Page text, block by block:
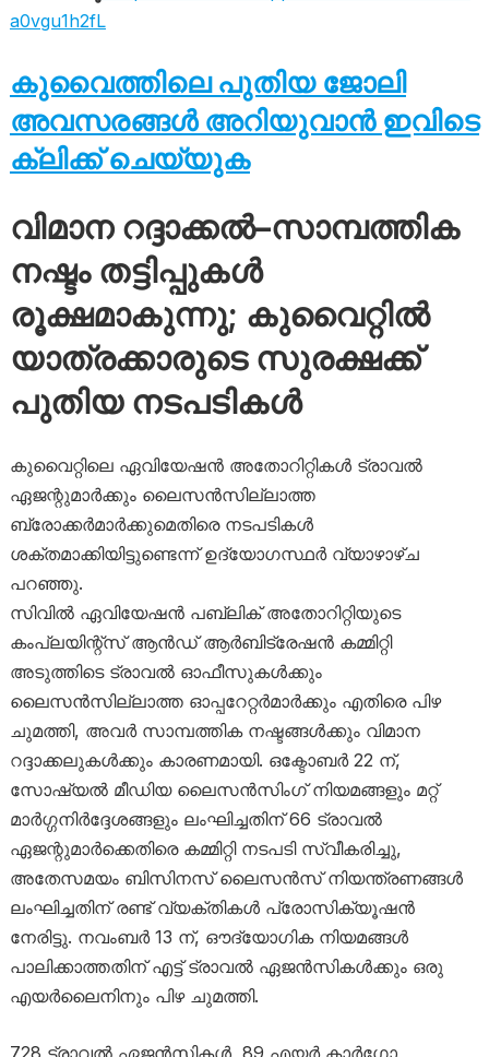
a0vgu1h2fL
കുവൈത്തിലെ പുതിയ ജോലി
അവസരങ്ങൾ അറിയുവാൻ ഇവിടെ
ക്ലിക്ക് ചെയ്യുക
വിമാന റദ്ദാക്കൽ–സാമ്പത്തിക
നഷ്ടം തട്ടിപ്പുകൾ
രൂക്ഷമാകുന്നു; കുവൈറ്റിൽ
യാത്രക്കാരുടെ സുരക്ഷക്ക്
പുതിയ നടപടികൾ
കുവൈറ്റിലെ ഏവിയേഷൻ അതോറിറ്റികൾ ട്രാവൽ
ഏജന്റുമാർക്കും ലൈസൻസില്ലാത്ത
ബ്രോക്കർമാർക്കുമെതിരെ നടപടികൾ
ശക്തമാക്കിയിട്ടുണ്ടെന്ന് ഉദ്യോഗസ്ഥർ വ്യാഴാഴ്ച
പറഞ്ഞു.
സിവിൽ ഏവിയേഷൻ പബ്ലിക് അതോറിറ്റിയുടെ
കംപ്ലയിന്റ്സ് ആൻഡ് ആർബിട്രേഷൻ കമ്മിറ്റി
അടുത്തിടെ ട്രാവൽ ഓഫീസുകൾക്കും
ലൈസൻസില്ലാത്ത ഓപ്പറേറ്റർമാർക്കും എതിരെ പിഴ
ചുമത്തി, അവർ സാമ്പത്തിക നഷ്ടങ്ങൾക്കും വിമാന
റദ്ദാക്കലുകൾക്കും കാരണമായി. ഒക്ടോബർ 22 ന്,
സോഷ്യൽ മീഡിയ ലൈസൻസിംഗ് നിയമങ്ങളും മറ്റ്
മാർഗ്ഗനിർദ്ദേശങ്ങളും ലംഘിച്ചതിന് 66 ട്രാവൽ
ഏജന്റുമാർക്കെതിരെ കമ്മിറ്റി നടപടി സ്വീകരിച്ചു,
അതേസമയം ബിസിനസ് ലൈസൻസ് നിയന്ത്രണങ്ങൾ
ലംഘിച്ചതിന് രണ്ട് വ്യക്തികൾ പ്രോസിക്യൂഷൻ
നേരിട്ടു. നവംബർ 13 ന്, ഔദ്യോഗിക നിയമങ്ങൾ
പാലിക്കാത്തതിന് എട്ട് ട്രാവൽ ഏജൻസികൾക്കും ഒരു
എയർലൈനിനും പിഴ ചുമത്തി.